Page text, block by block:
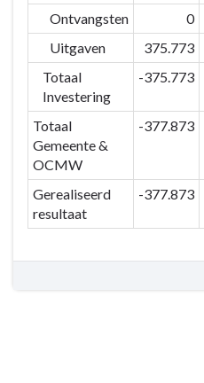
veilig
Ontvangsten
0
Uitgaven
375.773
Totaal
Investering
-375.773
Totaal
Gemeente &
OCMW
-377.873
Gerealiseerd
resultaat
-377.873